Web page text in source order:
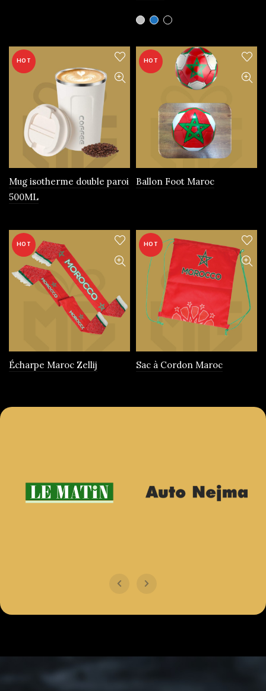
Ce
produit
plusieurs
variations.
peuvent
choisies
page
du
HOT
Mug isotherme double paroi
500ML
HOT
Ballon Foot Maroc
HOT
Écharpe Maroc Zellij
HOT
Sac à Cordon Maroc